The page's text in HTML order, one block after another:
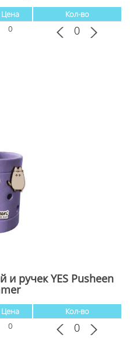
Цена
Кол-во
0
и ручек YES Pusheen
Цена
Кол-во
0